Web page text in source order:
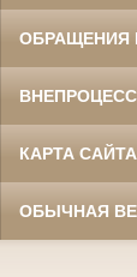
ОБРАЩЕНИЯ
КАРТА САЙТА
ОБЫЧНАЯ